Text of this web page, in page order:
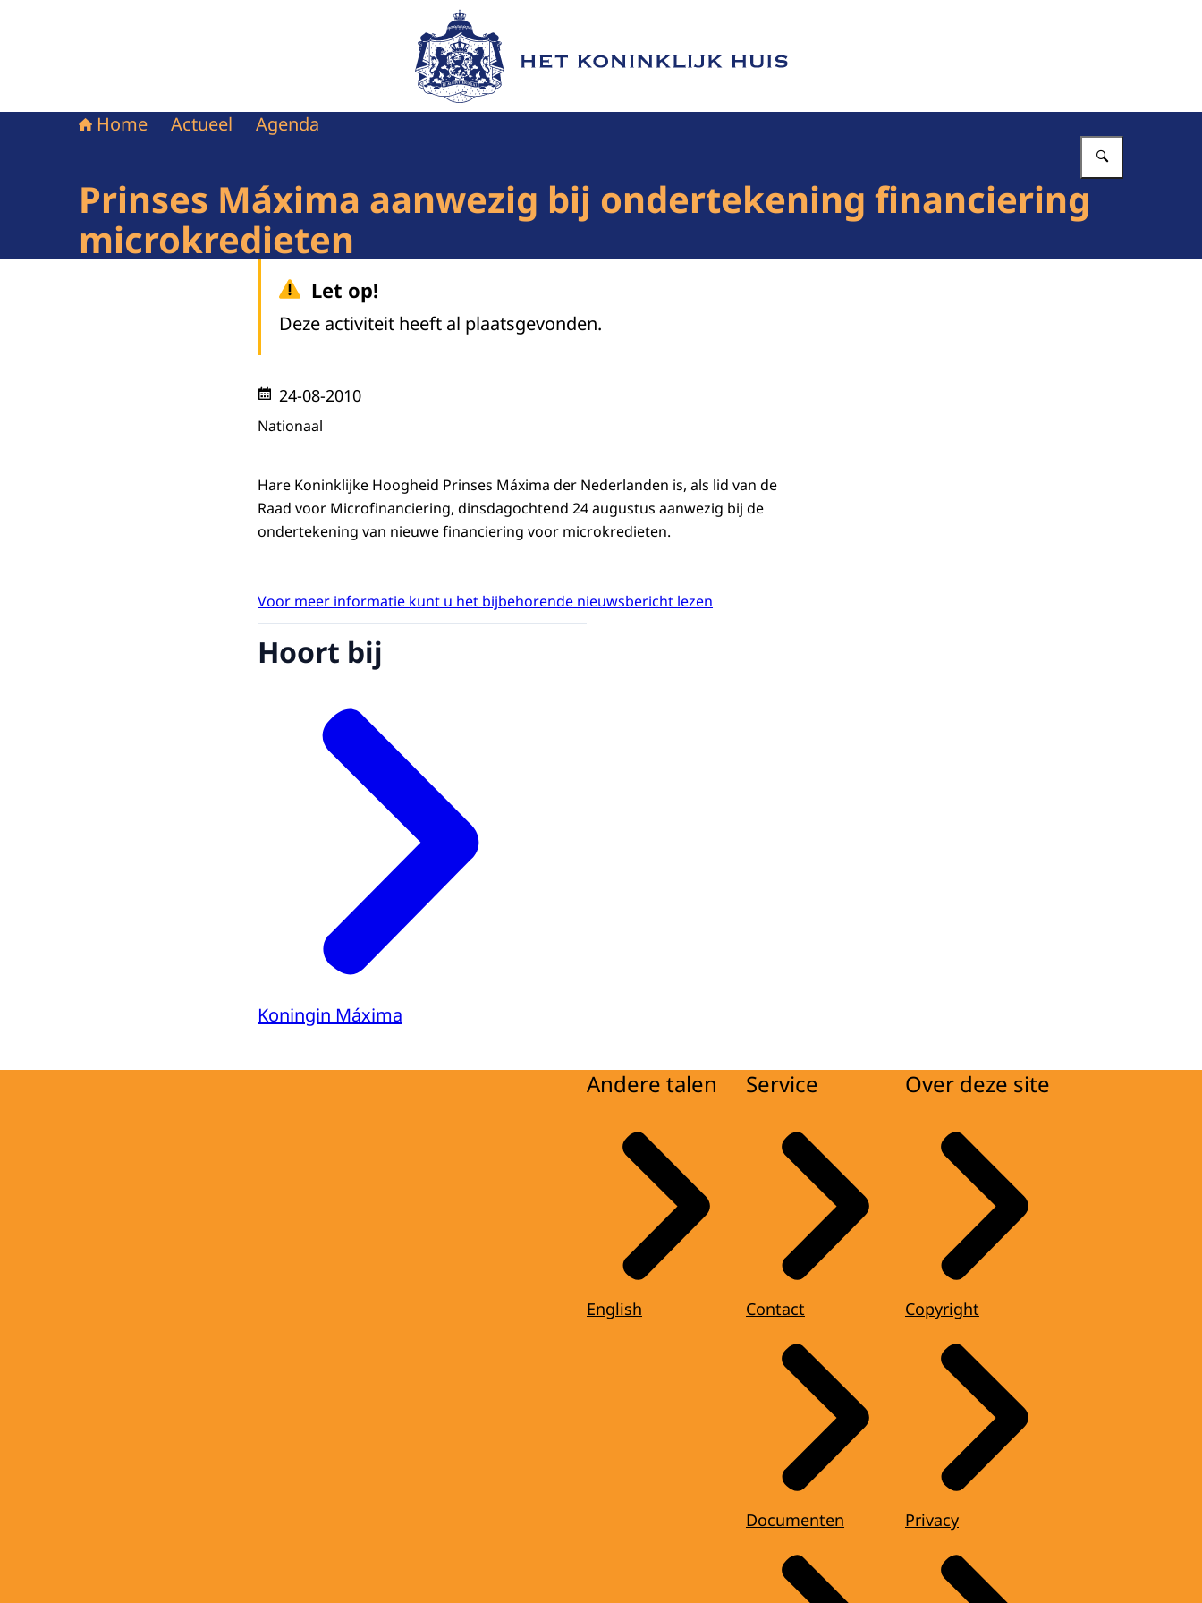
Naar de homepage van Het Koninklijk Huis
Home Actueel Agenda
Prinses Máxima aanwezig bij ondertekening financiering
microkredieten
Let op!
Deze activiteit heeft al plaatsgevonden.
24-08-2010
Nationaal
Hare Koninklijke Hoogheid Prinses Máxima der Nederlanden is, als lid van de
Raad voor Microfinanciering, dinsdagochtend 24 augustus aanwezig bij de
ondertekening van nieuwe financiering voor microkredieten.
Voor meer informatie kunt u het bijbehorende nieuwsbericht lezen
Hoort bij
Koningin Máxima
Andere talen
English
Service
Contact
Documenten
Over deze site
Copyright
Privacy